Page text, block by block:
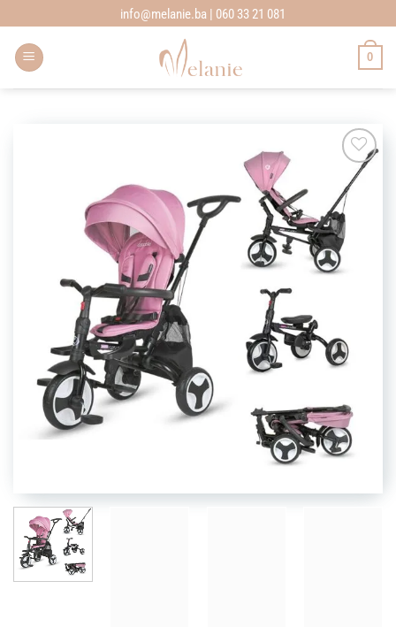
to
content
info@melanie.ba | 060 33 21 081
0
Add to
wishlist